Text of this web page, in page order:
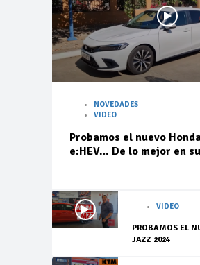
NOVEDADES
VIDEO
Probamos el nuevo
e:HEV… De lo mejor en
VIDEO
PROBAMOS EL
JAZZ 2024